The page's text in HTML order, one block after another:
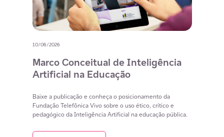
de Inteligência
na Educação
e conheça o posicionamento da
Vivo sobre o uso ético, crítico e
Inteligência Artificial na educação pública.
Informe Social
Telefônica Vivo para a
Saiba mais